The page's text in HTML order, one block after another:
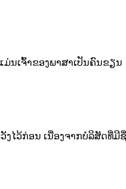
ນ​ເຈົ້າ​ຂອງ​ພາສາ​ເປັນຄົນຂຽ
ງ​ໄວ້​ກ່ອນ​ ເນື່ອງ​ຈາກ​ບໍລິສັດ​ທີ່​